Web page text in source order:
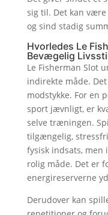
sig til. Det kan
og sind stadig
Hvorledes Le
Bevægelig
Le Fisherman Slot
indirekte måde.
modstykke. For en
sport jævnligt, er
selve træningen.
tilgængelig,
fysisk indsats, men
rolig måde. Det er
energireserverne
Derudover kan